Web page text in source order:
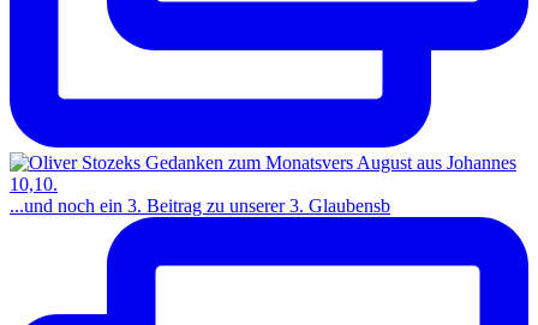
...und noch ein 3. Beitrag zu unserer 3. Glaubensb